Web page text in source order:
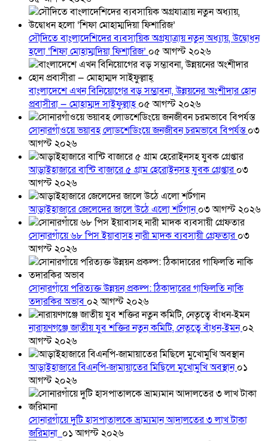
সৌদিতে বাংলাদেশিদের ব্যবসায়িক অগ্রযাত্রায় নতুন অধ্যায়, উদ্বোধন
হলো ‘শিফা মোহাম্মদিয়া ফিশারিজ’ ০৫ আগস্ট ২০২৬
বাংলাদেশে এখন বিনিয়োগের বড় সম্ভাবনা, উন্নয়নের অংশীদার হোন
প্রবাসীরা — মোহাম্মদ সাইফুল্লাহ্০৫ আগস্ট ২০২৬
সোনারগাঁওয়ে ভয়াবহ লোডশেডিংয়ে জনজীবন চরমভাবে বিপর্যস্ত০৩
আগস্ট ২০২৬
আড়াইহাজারে বান্টি বাজারে ৫ গ্রাম হেরোইনসহ যুবক গ্রেপ্তার০৩
আগস্ট ২০২৬
আড়াইহাজারে জেলেদের জালে উঠে এলো শর্টগান০৩ আগস্ট ২০২৬
সোনারগাঁয়ে ৬৮ পিস ইয়াবাসহ নারী মাদক ব্যবসায়ী গ্রেফতার০৩
আগস্ট ২০২৬
সোনারগাঁয়ে পরিত্যক্ত উন্নয়ন প্রকল্প: ঠিকাদারের গাফিলতি নাকি
তদারকির অভাব ০২ আগস্ট ২০২৬
নারায়ণগঞ্জে জাতীয় যুব শক্তির নতুন কমিটি, নেতৃত্বে বাঁধন-ইমন০২
আগস্ট ২০২৬
আড়াইহাজারে বিএনপি-জামায়াতের মিছিলে মুখোমুখি অবস্থান০১
আগস্ট ২০২৬
সোনারগাঁয়ে দুটি হাসপাতালকে ভ্রাম্যমান আদালতের ৩ লাখ টাকা
জরিমানা ০১ আগস্ট ২০২৬